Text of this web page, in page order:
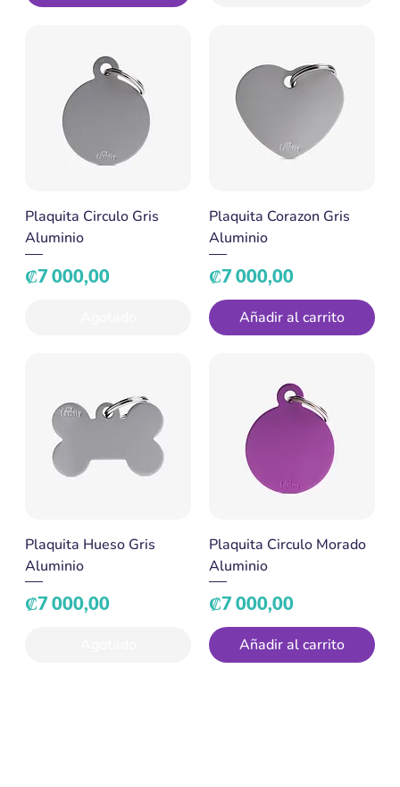
Plaquita Circulo Gris
Aluminio
Precio
₡7 000,00
Plaquita Corazon Gris
Aluminio
Precio
₡7 000,00
Añadir al carrito
Plaquita Hueso Gris
Aluminio
Precio
₡7 000,00
Plaquita Circulo Morado
Aluminio
Precio
₡7 000,00
Añadir al carrito